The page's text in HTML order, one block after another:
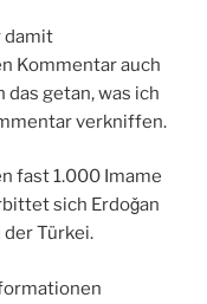
damit
Kommentar auch
das getan, was ich
verkniffen.
fast 1.000 Imame
sich Erdoǧan
Türkei.